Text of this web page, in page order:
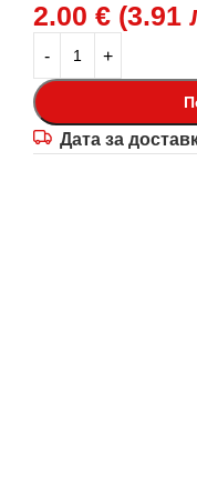
2.00 € (3.91
Дата за